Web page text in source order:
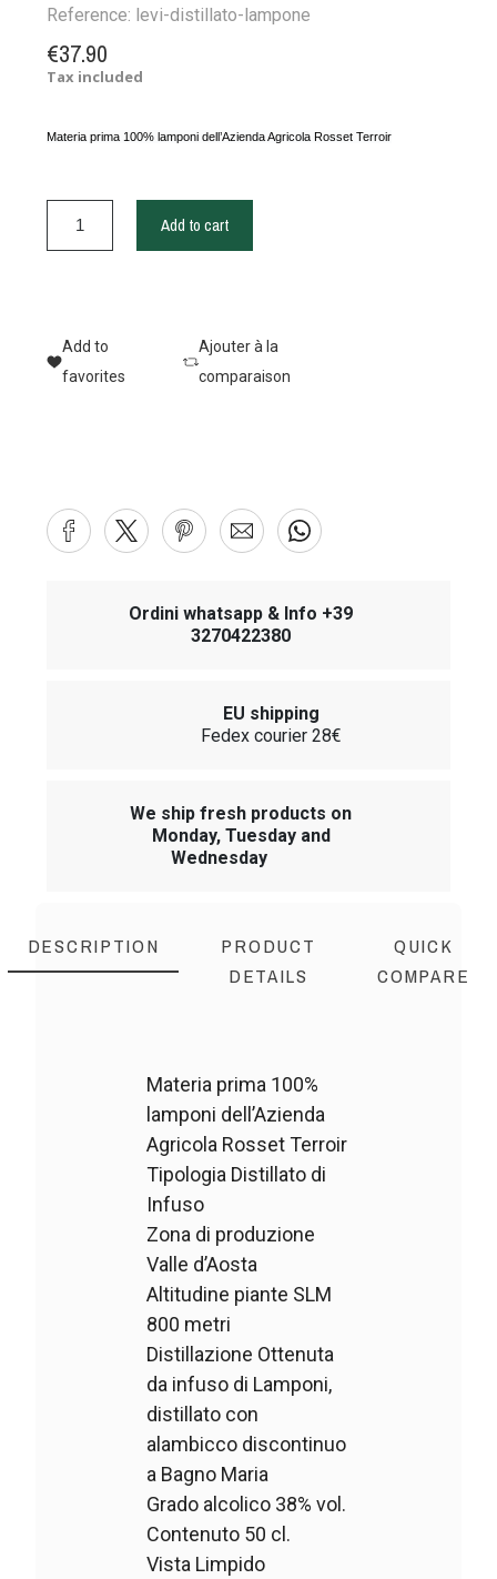
Reference: levi-distillato-lampone
€37.90
Tax included
Materia prima 100% lamponi dell’Azienda Agricola Rosset Terroir
Add to cart
Add to
favorites
Ajouter à la
comparaison
Ordini whatsapp & Info +39
3270422380
EU shipping
Fedex courier 28€
We ship fresh products on
Monday, Tuesday and
Wednesday
DESCRIPTION
PRODUCT
DETAILS
QUICK
COMPARE
Materia prima 100%
lamponi dell’Azienda
Agricola Rosset Terroir
Tipologia Distillato di
Infuso
Zona di produzione
Valle d’Aosta
Altitudine piante SLM
800 metri
Distillazione Ottenuta
da infuso di Lamponi,
distillato con
alambicco discontinuo
a Bagno Maria
Grado alcolico 38% vol.
Contenuto 50 cl.
Vista Limpido